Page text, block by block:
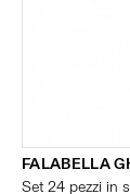
FALABELLA
Set 24 pezzi in